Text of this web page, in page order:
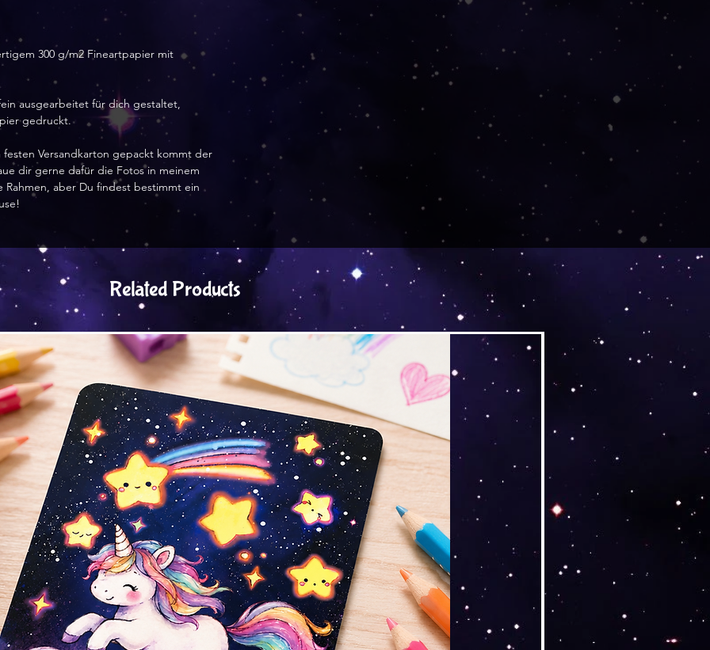
300 g/m2 Fineartpapier mit
ausgearbeitet für dich gestaltet,
gedruckt.
Versandkarton gepackt kommt der
dir gerne dafür die Fotos in meinem
aber Du findest bestimmt ein
Größe:
A4 21x29 cm
Sieht sehr cool aus, schön zu dekorieren. Es war
ein Geburtstagsgeschenk und wurde gut
Related Products
Versand by Tiny Tami